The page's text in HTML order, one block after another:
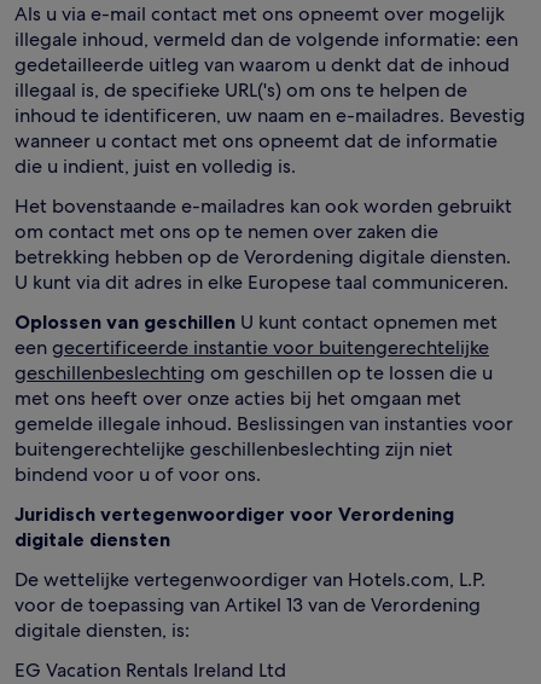
Als u via e-mail contact met ons opneemt over mogelijk
illegale inhoud, vermeld dan de volgende informatie: een
gedetailleerde uitleg van waarom u denkt dat de inhoud
illegaal is, de specifieke URL('s) om ons te helpen de
inhoud te identificeren, uw naam en e-mailadres. Bevestig
wanneer u contact met ons opneemt dat de informatie
die u indient, juist en volledig is.
Het bovenstaande e-mailadres kan ook worden gebruikt
om contact met ons op te nemen over zaken die
betrekking hebben op de Verordening digitale diensten.
U kunt via dit adres in elke Europese taal communiceren.
Oplossen van geschillen U kunt contact opnemen met
eengecertificeerde instantie voor buitengerechtelijke
geschillenbeslechting om geschillen op te lossen die u
met ons heeft over onze acties bij het omgaan met
gemelde illegale inhoud. Beslissingen van instanties voor
buitengerechtelijke geschillenbeslechting zijn niet
bindend voor u of voor ons.
Juridisch vertegenwoordiger voor Verordening
digitale diensten
De wettelijke vertegenwoordiger van Hotels.com, L.P.
voor de toepassing van Artikel 13 van de Verordening
digitale diensten, is:
EG Vacation Rentals Ireland Ltd